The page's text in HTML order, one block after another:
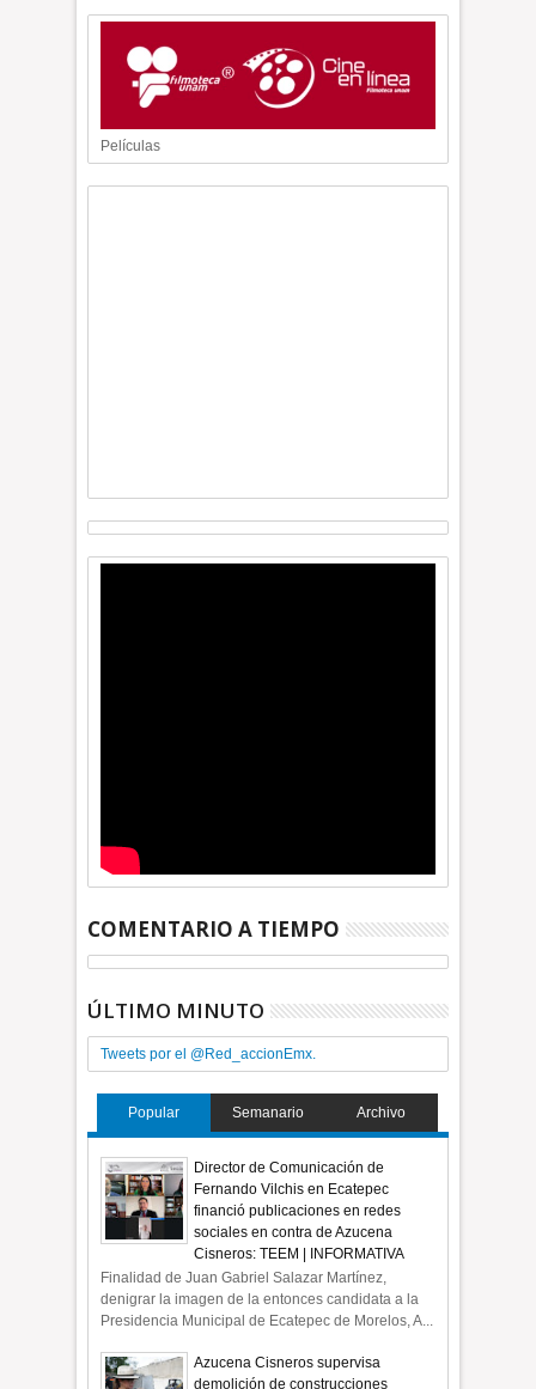
Películas
COMENTARIO A TIEMPO
ÚLTIMO MINUTO
Tweets por el @Red_accionEmx.
Popular Semanario Archivo
Director de Comunicación de
Fernando Vilchis en Ecatepec
financió publicaciones en redes
sociales en contra de Azucena
Cisneros: TEEM | INFORMATIVA
Finalidad de Juan Gabriel Salazar Martínez,
denigrar la imagen de la entonces candidata a la
Presidencia Municipal de Ecatepec de Morelos, A...
Azucena Cisneros supervisa
demolición de construcciones